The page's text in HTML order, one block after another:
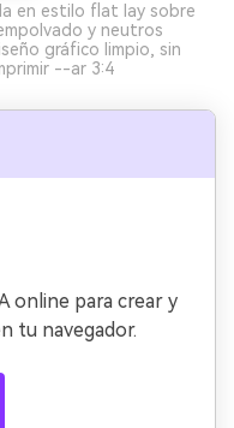
en estilo flat lay sobre
y neutros
gráfico limpio, sin
--ar 3:4
online para crear y
tu navegador.